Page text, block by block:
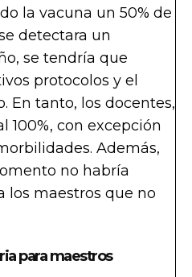
la vacuna un 50% de
detectara un
se tendría que
protocolos y el
En tanto, los docentes,
100%, con excepción
Además,
no habría
los maestros que no
para maestros